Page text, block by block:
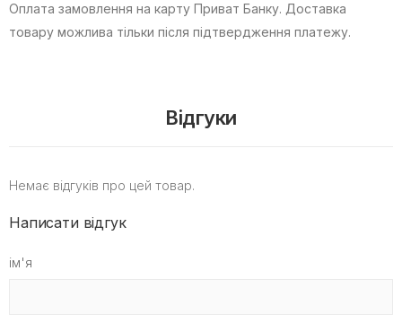
Оплата замовлення на карту Приват Банку. Доставка
товару можлива тільки після підтвердження платежу.
Відгуки
Немає відгуків про цей товар.
Написати відгук
ім'я